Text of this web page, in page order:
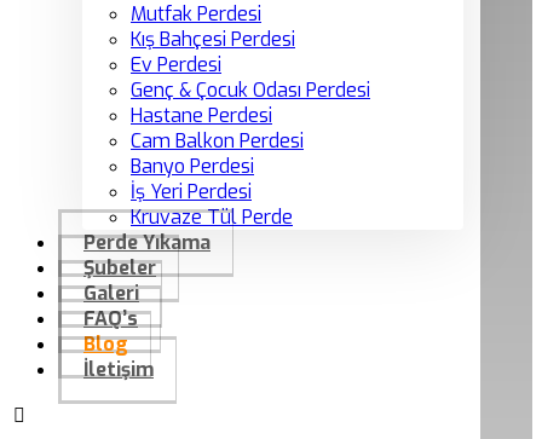
Mutfak Perdesi
Kış Bahçesi Perdesi
Ev Perdesi
Genç & Çocuk Odası Perdesi
Hastane Perdesi
Cam Balkon Perdesi
Banyo Perdesi
İş Yeri Perdesi
Kruvaze Tül Perde
Perde Yıkama
Şubeler
Galeri
FAQ’s
Blog
İletişim